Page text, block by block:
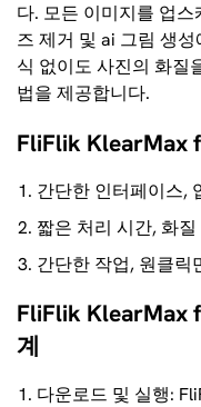
다. 모든 이미지를 업
즈 제거 및 ai 그림 생
식 없이도 사진의 화질
법을 제공합니다.
FliFlik KlearMax
간단한 인터페이스,
짧은 처리 시간, 화
간단한 작업, 원클릭
FliFlik KlearMax
계
다운로드 및 실행: